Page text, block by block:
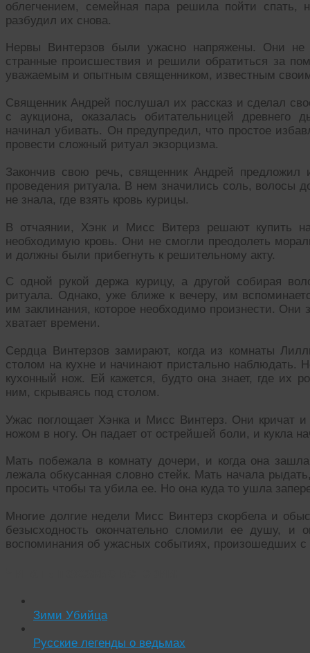
облегчением, семейная пара решила пойти
разбудил их снова.
Нервы Винтерзов были ужасно напряжены. Они не
странные происшествия и решили обратиться за
уважаемым и опытным священником, известным
Священник Андрей послушал их рассказ и сделал
с аукциона, оказалась обитательницей
начинал убивать. Он предупредил, что простое
провести сложный ритуал экзорцизма.
Закончив свою речь, священник Андрей
проведения ритуала. В нем значились соль, волосы
не знала, где взять кровь курицы.
В отчаянии, Хэнк и Мисс Витерз решают купить
необходимую кровь. Они не смогли преодолеть
и должны были прибегнуть к решительному акту.
С одной рукой держа курицу, а другой собирая
ритуала. Однако, уже ближе к вечеру, им
им заклинания, которое необходимо произнести.
хватает времени.
Сердца Винтерзов замирают, когда из комнаты
столом на кухне и начинают пристально наблюдать.
кухонный нож. Ей кажется, будто она знает, где их
ним, скрываясь под столом.
Ужас поглощает Хэнка и Мисс Винтерз. Они кричат
ножом в ногу. Он падает от острейшей боли, и кукла
Мать побежала в комнату дочери, и когда она
лежала обкусанная словно стейк. Мать начала
просить чтобы та убила ее. Но она куда то ушла
Многие долгие недели Мисс Винтерз скорбела и
безысходность окончательно сломили ее душу, и
воспоминания об ужасных событиях, произошедших с
Зими Убийца
Русские легенды о ведьмах